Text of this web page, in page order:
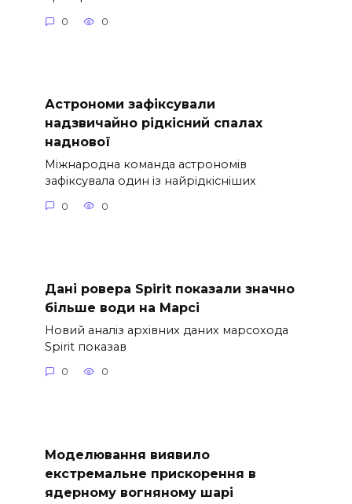
0 0
Астрономи зафіксували
надзвичайно рідкісний спалах
наднової
Міжнародна команда астрономів
зафіксувала один із найрідкісніших
0 0
Дані ровера Spirit показали значно
більше води на Марсі
Новий аналіз архівних даних марсохода
Spirit показав
0 0
Моделювання виявило
екстремальне прискорення в
ядерному вогняному шарі